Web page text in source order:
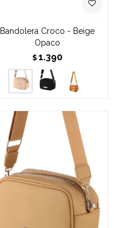
Bandolera Croco - Beige
Opaco
$ 1.390